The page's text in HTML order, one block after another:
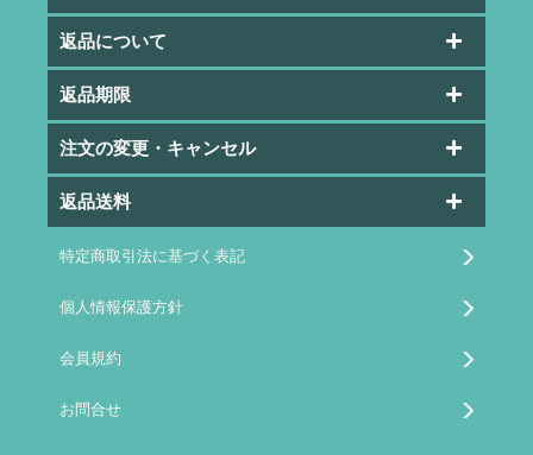
返品について
返品期限
注文の変更・キャンセル
返品送料
特定商取引法に基づく表記
個人情報保護方針
会員規約
お問合せ